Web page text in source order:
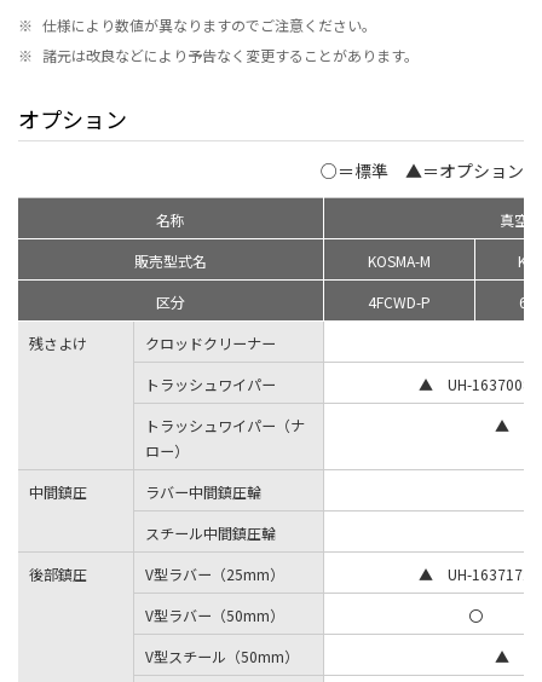
※ 仕様により数値が異なりますのでご注意ください。
※ 諸元は改良などにより予告なく変更することがあります。
オプション
○＝標準 ▲＝オプション
名称
真空
販売型式名
KOSMA-M
区分
4FCWD-P
残さよけ
クロッドクリーナー
トラッシュワイパー
▲ UH-1637008
トラッシュワイパー（ナ
ロー）
▲
中間鎮圧
ラバー中間鎮圧輪
スチール中間鎮圧輪
後部鎮圧
V型ラバー（25mm）
▲ UH-1637172
V型ラバー（50mm）
〇
V型スチール（50mm）
▲